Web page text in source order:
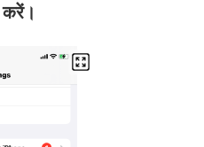
करें।